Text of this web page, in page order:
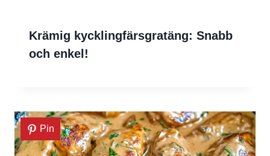
Krämig kycklingfärsgratäng: Snabb
och enkel!
Pin